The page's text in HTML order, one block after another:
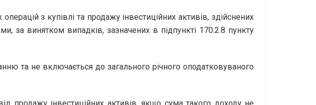
з купівлі та продажу інвестиційних активів, здійснених
за винятком випадків, зазначених в підпункті 170.2.8 пункту
та не включається до загального річного оподатковуваного